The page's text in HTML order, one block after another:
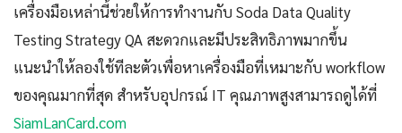
เครื่องมือเหล่านี้ช่วยให้การทำงานกับ Soda Data Quality
Testing Strategy QA สะดวกและมีประสิทธิภาพมากขึ้น
แนะนำให้ลองใช้ทีละตัวเพื่อหาเครื่องมือที่เหมาะกับ workflow
ของคุณมากที่สุด สำหรับอุปกรณ์ IT คุณภาพสูงสามารถดูได้ที่
SiamLanCard.com